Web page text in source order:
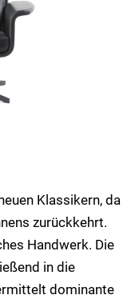
Klassikern, da
zurückkehrt.
Handwerk. Die
in die
dominante